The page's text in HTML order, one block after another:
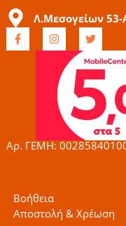
Λ.Μεσογείων 53-
F
a
c
I
n
s
g
r
a
m
T
w
t
t
e
r
Αρ. ΓΕΜΗ:
Βοήθεια
Αποστολή & Χρέωση